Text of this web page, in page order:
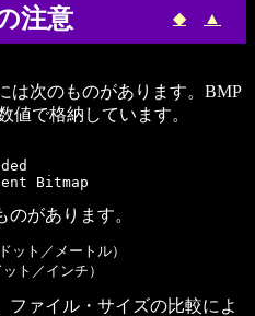
注意 ◆ ▲
は次のものがあります。BMP
値で格納しています。
があります。
ト／メートル）
ファイル・サイズの比較によ